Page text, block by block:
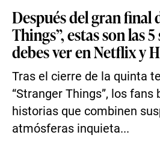
Después del gran final
Things”, estas son las
debes ver en Netflix y
Tras el cierre de la quinta
“Stranger Things”, los fans
historias que combinen
atmósferas inquieta...